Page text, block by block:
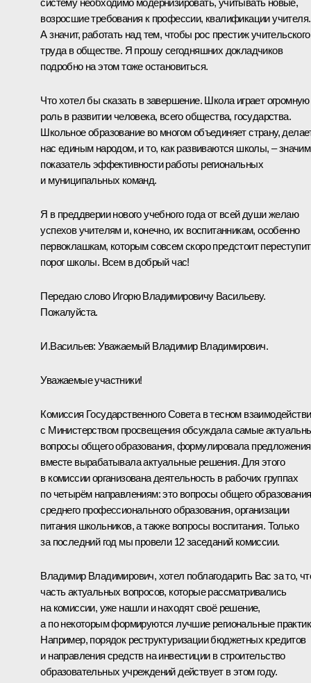
возросшие требования к профессии, квалификации учителя.
А значит, работать над тем, чтобы рос престиж учительского
труда в обществе. Я прошу сегодняшних докладчиков
подробно на этом тоже остановиться.
Что хотел бы сказать в завершение. Школа играет огромную
роль в развитии человека, всего общества, государства.
Школьное образование во многом объединяет страну,
нас единым народом, и то, как развиваются школы, –
показатель эффективности работы региональных
и муниципальных команд.
Я в преддверии нового учебного года от всей души желаю
успехов учителям и, конечно, их воспитанникам, особенно
первоклашкам, которым совсем скоро предстоит
порог школы. Всем в добрый час!
Передаю слово Игорю Владимировичу Васильеву.
Пожалуйста.
И.Васильев: Уважаемый Владимир Владимирович.
Уважаемые участники!
Комиссия Государственного Совета в тесном
с Министерством просвещения обсуждала самые
вопросы общего образования, формулировала
вместе вырабатывала актуальные решения. Для этого
в комиссии организована деятельность в рабочих группах
по четырём направлениям: это вопросы общего
среднего профессионального образования, организации
питания школьников, а также вопросы воспитания. Только
за последний год мы провели 12 заседаний комиссии.
Владимир Владимирович, хотел поблагодарить Вас за то,
часть актуальных вопросов, которые рассматривались
на комиссии, уже нашли и находят своё решение,
а по некоторым формируются лучшие региональные
Например, порядок реструктуризации бюджетных кредитов
и направления средств на инвестиции в строительство
образовательных учреждений действует в этом году.